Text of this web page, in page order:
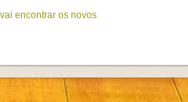
encontrar os novos